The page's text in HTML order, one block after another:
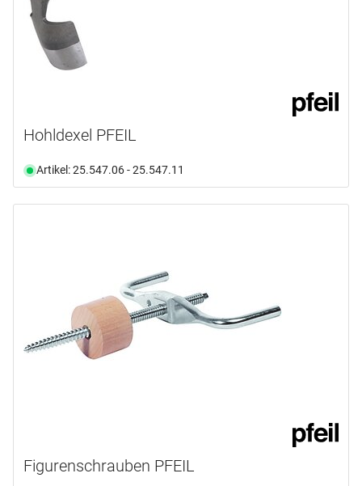
Hohldexel PFEIL
Artikel: 25.547.06 - 25.547.11
Figurenschrauben PFEIL